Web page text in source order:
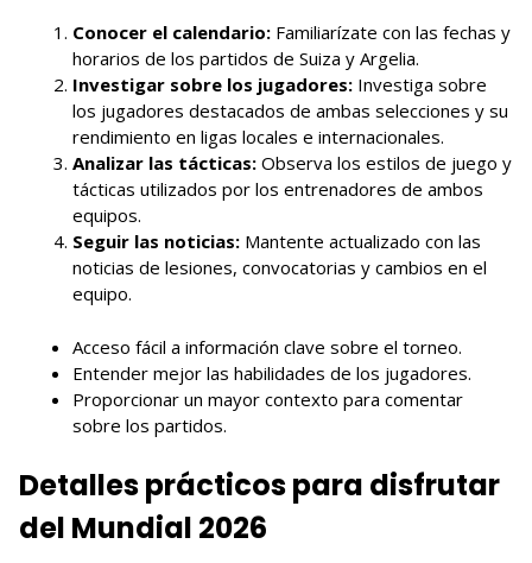
Conocer el calendario: Familiarízate con las fechas y
horarios de los partidos de Suiza y Argelia.
Investigar sobre los jugadores: Investiga sobre
los jugadores destacados de ambas selecciones y su
rendimiento en ligas locales e internacionales.
Analizar las tácticas: Observa los estilos de juego y
tácticas utilizados por los entrenadores de ambos
equipos.
Seguir las noticias: Mantente actualizado con las
noticias de lesiones, convocatorias y cambios en el
equipo.
Acceso fácil a información clave sobre el torneo.
Entender mejor las habilidades de los jugadores.
Proporcionar un mayor contexto para comentar
sobre los partidos.
Detalles prácticos para disfrutar
del Mundial 2026